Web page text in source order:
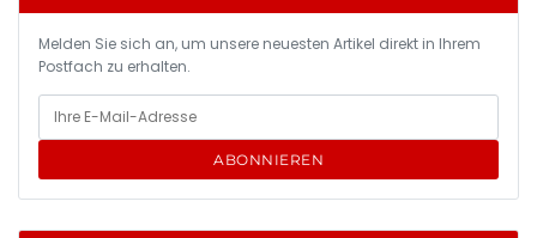
Melden Sie sich an, um unsere neuesten Artikel direkt in Ihrem
Postfach zu erhalten.
ABONNIEREN